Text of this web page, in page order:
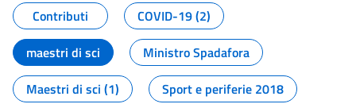
Contributi
COVID-19 (2)
maestri di sci
Ministro Spadafora
Maestri di sci (1)
Sport e periferie 2018